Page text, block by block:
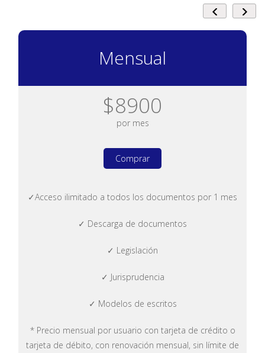
Mensual
$8900
por mes
Comprar
✓Acceso ilimitado a todos los documentos por 1 mes
✓ Descarga de documentos
✓ Legislación
✓ Jurisprudencia
✓ Modelos de escritos
* Precio mensual por usuario con tarjeta de crédito o
tarjeta de débito, con renovación mensual, sin límite de